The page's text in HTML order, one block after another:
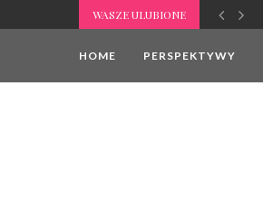
WASZE ULUBIONE
HOME PERSPEKTYWY